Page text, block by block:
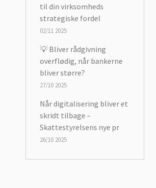
til din virksomheds
strategiske fordel
02/11 2025
💡 Bliver rådgivning
overflødig, når bankerne
bliver større?
27/10 2025
Når digitalisering bliver et
skridt tilbage –
Skattestyrelsens nye pr
26/10 2025